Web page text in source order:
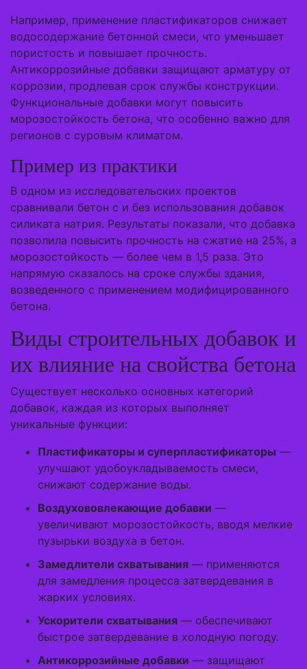
Например, применение пластификаторов снижает
водосодержание бетонной смеси, что уменьшает
пористость и повышает прочность.
Антикоррозийные добавки защищают арматуру от
коррозии, продлевая срок службы конструкции.
Функциональные добавки могут повысить
морозостойкость бетона, что особенно важно для
регионов с суровым климатом.
Пример из практики
В одном из исследовательских проектов
сравнивали бетон с и без использования добавок
силиката натрия. Результаты показали, что добавка
позволила повысить прочность на сжатие на 25%, а
морозостойкость — более чем в 1,5 раза. Это
напрямую сказалось на сроке службы здания,
возведенного с применением модифицированного
бетона.
Виды строительных добавок и
их влияние на свойства бетона
Существует несколько основных категорий
добавок, каждая из которых выполняет
уникальные функции:
Пластификаторы и суперпластификаторы —
улучшают удобоукладываемость смеси,
снижают содержание воды.
Воздухововлекающие добавки —
увеличивают морозостойкость, вводя мелкие
пузырьки воздуха в бетон.
Замедлители схватывания — применяются
для замедления процесса затвердевания в
жарких условиях.
Ускорители схватывания — обеспечивают
быстрое затвердевание в холодную погоду.
Антикоррозийные добавки — защищают